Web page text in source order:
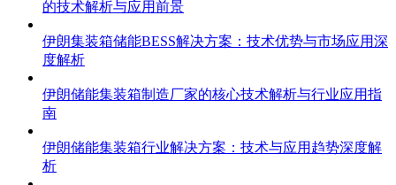
的技术解析与应用前景
伊朗集装箱储能BESS解决方案：技术优势与市场应用深
度解析
伊朗储能集装箱制造厂家的核心技术解析与行业应用指
南
伊朗储能集装箱行业解决方案：技术与应用趋势深度解
析